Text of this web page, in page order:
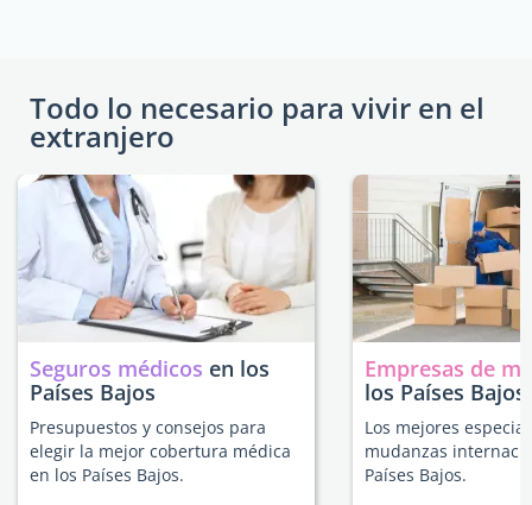
Todo lo necesario para vivir en el
extranjero
Seguros médicos en los
Países Bajos
Presupuestos y consejos para
elegir la mejor cobertura médica
en los Países Bajos.
Empresas de
los Países Bajos
Los mejores
mudanzas
Países Bajos.